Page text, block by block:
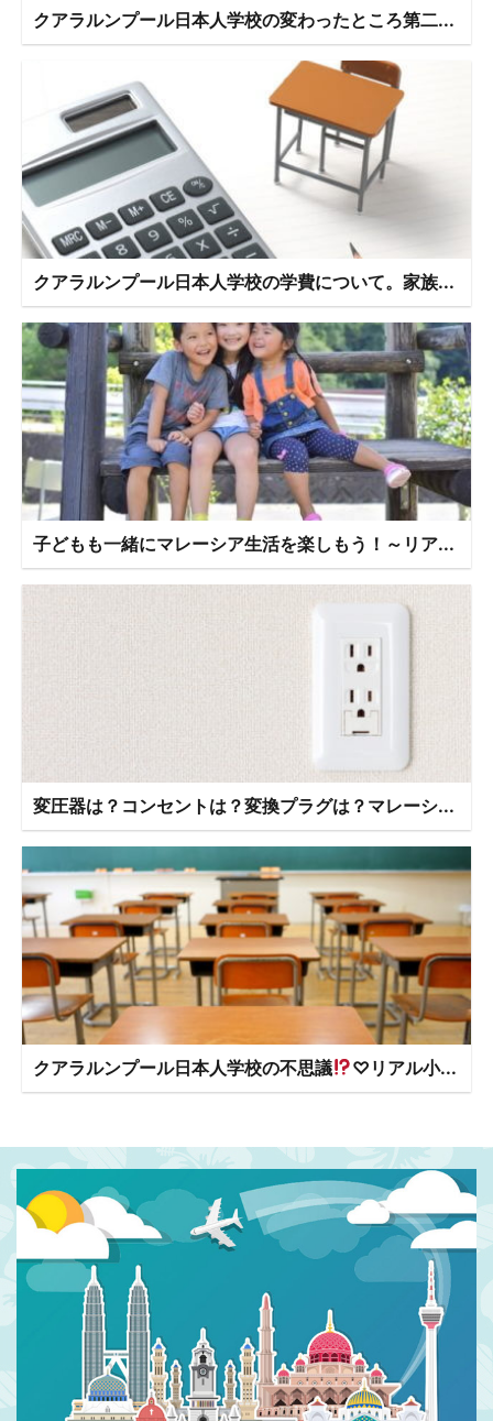
クアラルンプール日本人学校の変わったところ第二...
クアラルンプール日本人学校の学費について。家族...
子どもも一緒にマレーシア生活を楽しもう！～リア...
変圧器は？コンセントは？変換プラグは？マレーシ...
クアラルンプール日本人学校の不思議 ♡リアル小...